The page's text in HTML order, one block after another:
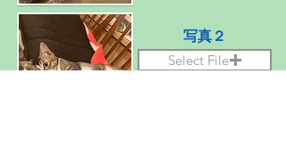
写真２
Select File